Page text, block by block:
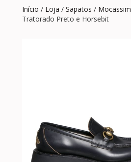
Início / Loja / Sapatos / Mocassim
Tratorado Preto e Horsebit